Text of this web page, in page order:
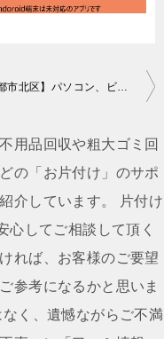
【京都市北区】パソコン、ビデオデッキ、一般ごみ等の回収・処分
用品回収や粗大ゴミ回
の「お片付け」のサポ
介しています。 片付け
心してご相談して頂く
れば、お客様のご要望
参考になるかと思いま
く、遺憾ながらご不満